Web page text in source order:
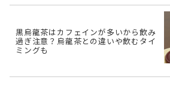
黒烏龍茶はカフェインが多いから飲み
過ぎ注意？烏龍茶との違いや飲むタイ
ミングも